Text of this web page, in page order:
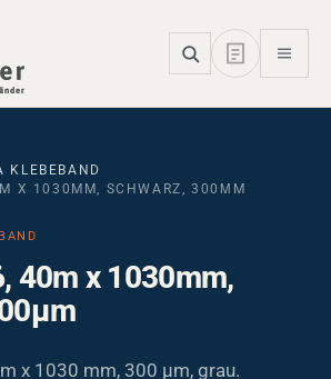
KLEBEBAND
X 1030MM, SCHWARZ, 300ΜM
40m x 1030mm,
x 1030 mm, 300 µm, grau.